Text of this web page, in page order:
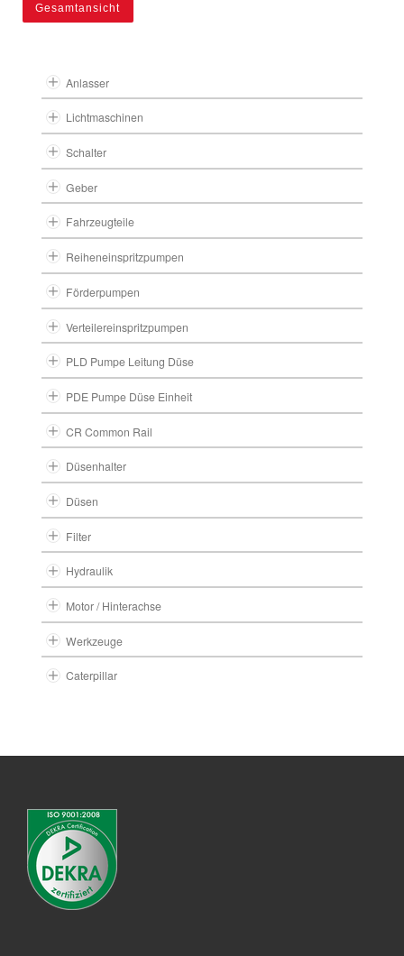
Gesamtansicht
Anlasser
Lichtmaschinen
Schalter
Geber
Fahrzeugteile
Reiheneinspritzpumpen
Förderpumpen
Verteilereinspritzpumpen
PLD Pumpe Leitung Düse
PDE Pumpe Düse Einheit
CR Common Rail
Düsenhalter
Düsen
Filter
Hydraulik
Motor / Hinterachse
Werkzeuge
Caterpillar